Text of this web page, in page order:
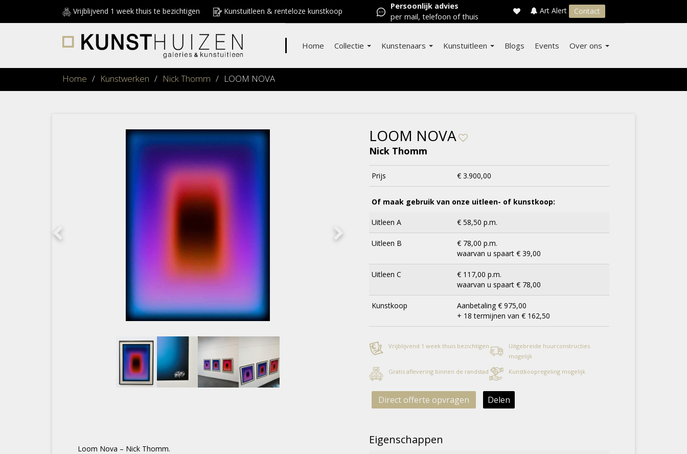
Vrijblijvend 1 week thuis te bezichtigen Kunstuitleen & renteloze kunstkoop
Persoonlijk advies
per mail, telefoon of thuis
Art Alert Contact
Home Collectie Kunstenaars Kunstuitleen Blogs Events Over ons
Home / Kunstwerken / Nick Thomm / LOOM NOVA
Loom Nova – Nick Thomm.
LOOM NOVA
Nick Thomm
Prijs € 3.900,00
Of maak gebruik van onze uitleen- of kunstkoop:
Uitleen A € 58,50 p.m.
Uitleen B
€ 78,00 p.m.
waarvan u spaart € 39,00
Uitleen C
€ 117,00 p.m.
waarvan u spaart € 78,00
Kunstkoop
Aanbetaling € 975,00
+ 18 termijnen van € 162,50
Vrijblijvend 1 week thuis bezichtigen
Uitgebreide huurconstructies
mogelijk
Gratis aflevering binnen de randstad
Kunstkoopregeling mogelijk
Direct offerte opvragen Delen
Eigenschappen